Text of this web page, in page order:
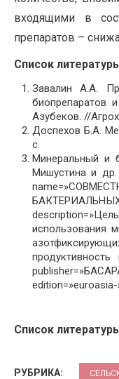
входящими в
препаратов –
Список
Завалин А.А.
биопрепаратов
Азубеков. //
Доспехов Б.А.
с.
Минеральный и
Мишустина и
использования
Список
РУБРИКА: